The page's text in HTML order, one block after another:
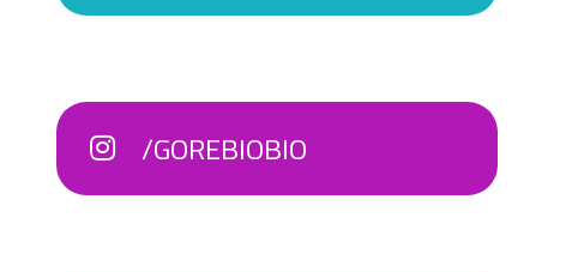
/GOREBIOBIO